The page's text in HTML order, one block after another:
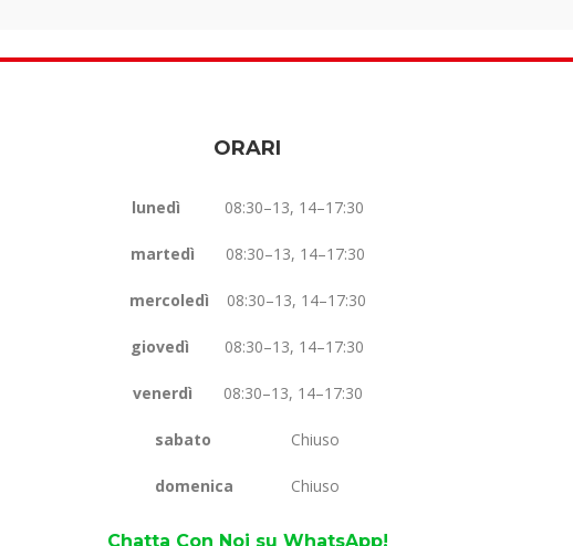
ORARI
lunedì 08:30–13, 14–17:30
martedì 08:30–13, 14–17:30
mercoledì 08:30–13, 14–17:30
giovedì 08:30–13, 14–17:30
venerdì 08:30–13, 14–17:30
sabato Chiuso
domenica Chiuso
Chatta Con Noi su WhatsApp!